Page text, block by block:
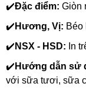
✔️Đặc điểm: Giòn
✔️ Hương, Vị: Béo
✔️ NSX - HSD: In
✔️ Hướng dẫn sử
với sữa tươi, sữa